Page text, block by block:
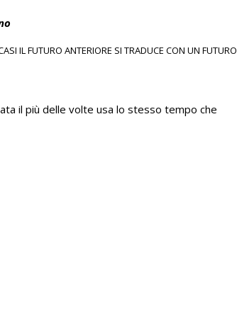
IL FUTURO ANTERIORE SI TRADUCE CON UN FUTURO
il più delle volte usa lo stesso tempo che